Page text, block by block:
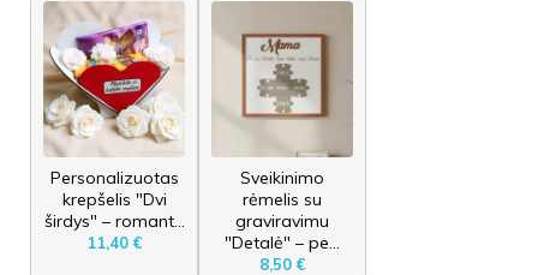
Personalizuotas
krepšelis "Dvi
širdys" – romant...
11,40 €
Sveikinimo
rėmelis su
graviravimu
"Detalė" – pe...
8,50 €